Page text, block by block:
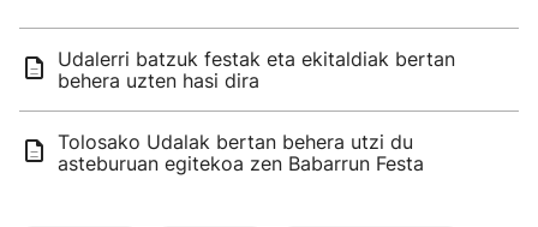
Udalerri batzuk festak eta ekitaldiak bertan
behera uzten hasi dira
Tolosako Udalak bertan behera utzi du
asteburuan egitekoa zen Babarrun Festa